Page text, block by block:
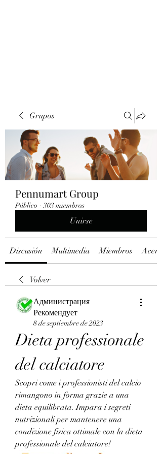
Grupos
Pennumart Group
Público · 303 miembros
Unirse
Discusión Multimedia Miembros
Volver
Администрация
Рекомендует
8 de septiembre de 2023
Dieta professionale
del calciatore
Scopri come i professionisti del calcio
rimangono in forma grazie a una
dieta equilibrata. Impara i segreti
nutrizionali per mantenere una
condizione fisica ottimale con la dieta
professionale del calciatore!